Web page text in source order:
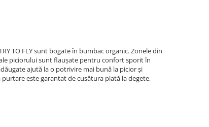
TO FLY sunt bogate în bumbac organic. Zonele din
piciorului sunt flaușate pentru confort sporit în
ajută la o potrivire mai bună la picior și
este garantat de cusătura plată la degete,